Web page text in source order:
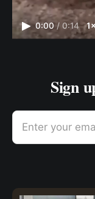
0:00 / 0:14
Sign
Enter your